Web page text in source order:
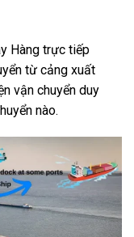
Hàng trực tiếp
từ cảng xuất
vận chuyển duy
nào.